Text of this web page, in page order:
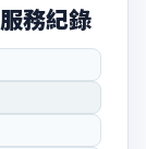
務紀錄